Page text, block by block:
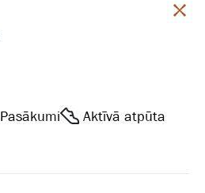
Pasākumi
Aktīvā atpūta